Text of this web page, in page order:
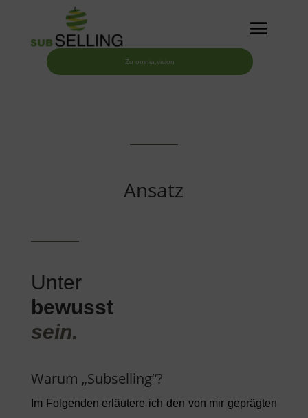
Zu omnia.vision
Ansatz
Unter
bewusst
sein.
Warum „Subselling“?
Im Folgenden erläutere ich den von mir geprägten